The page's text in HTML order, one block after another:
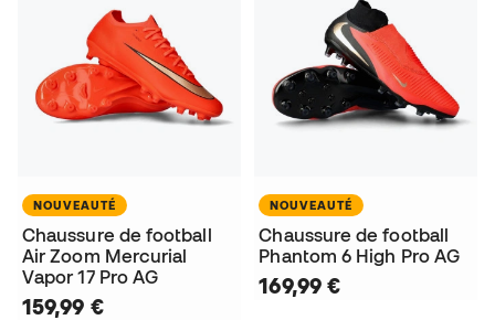
NOUVEAUTÉ
Chaussure de football
Air Zoom Mercurial
Vapor 17 Pro AG
159,99 €
NOUVEAUTÉ
Chaussure de football
Phantom 6 High Pro AG
169,99 €